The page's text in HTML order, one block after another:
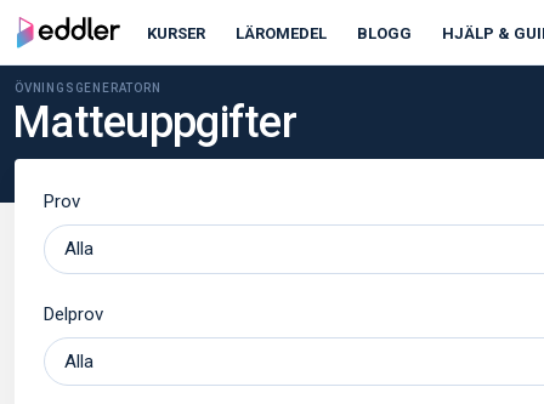
KURSER LÄROMEDEL BLOGG HJÄLP &
ÖVNINGSGENERATORN
Matteuppgifter
Prov
Delprov